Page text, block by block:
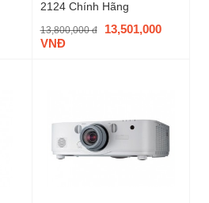
2124 Chính Hãng
13,800,000 đ
13,501,000
VNĐ